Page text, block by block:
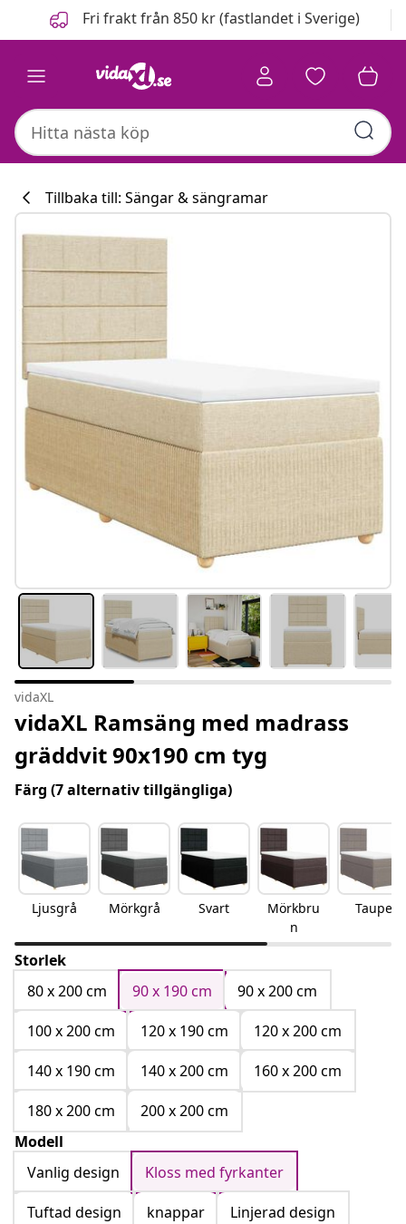
FöregåendeFri frakt från 850 kr (fastlandet i Sverige)
Tillbaka till: Sängar & sängramar
vidaXL
vidaXL Ramsäng med madrass
gräddvit 90x190 cm tyg
Färg (7 alternativ tillgängliga)
Ljusgrå Mörkgrå Svart
Mörkbru
n
Taupe
Storlek
80 x 200 cm
90 x 190 cm
90 x 200 cm
100 x 200 cm
120 x 190 cm
120 x 200 cm
140 x 190 cm
140 x 200 cm
160 x 200 cm
180 x 200 cm
200 x 200 cm
Modell
Vanlig design
Kloss med fyrkanter
Tuftad design
knappar
Linjerad design